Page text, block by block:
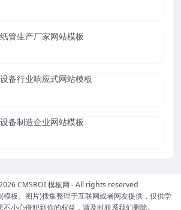
管生产厂家网站模板
备行业响应式网站模板
备制造企业网站模板
CMSROI 模板网 - All rights reserved
模板、图片)搜集整理于互联网或者网友提供，仅供学
小心侵犯到你的权益，请及时联系我们删除。